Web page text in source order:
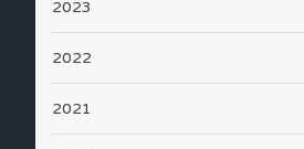
2023
2022
2021